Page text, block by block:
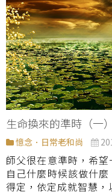
生命換來的準時（一）
憶念．日常老和尚
師父很在意準時，希
自己什麼時候該做什
得定，依定成就智慧，